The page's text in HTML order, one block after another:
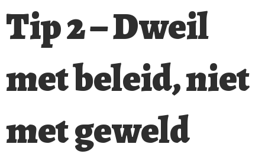
Tip 2 – Dweil
met beleid, niet
met geweld